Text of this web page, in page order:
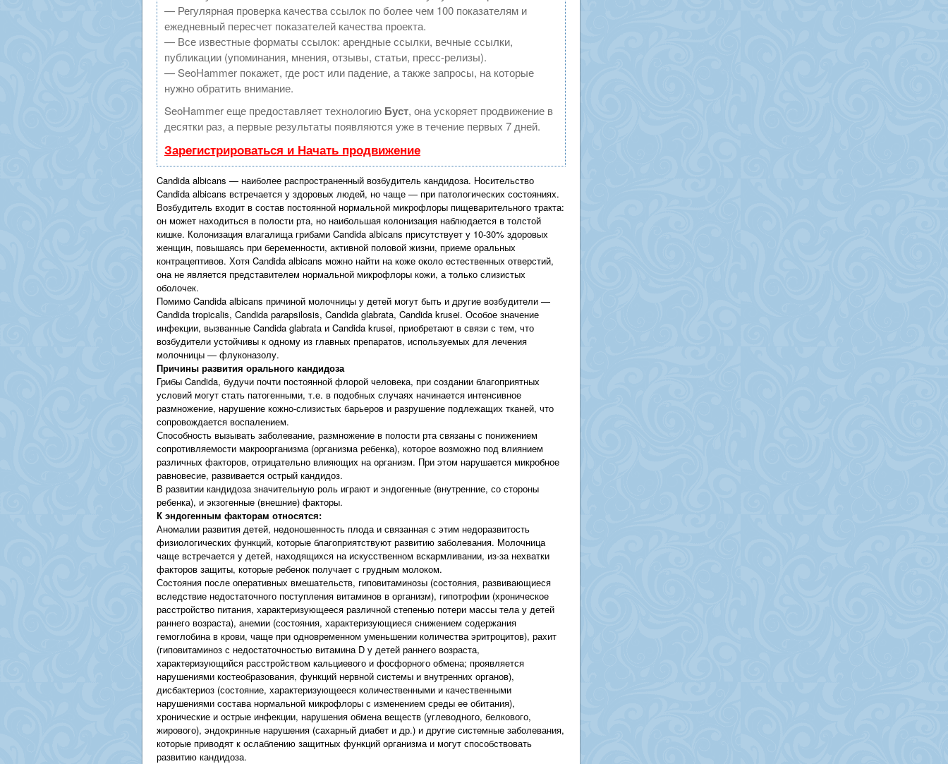
— Регулярная проверка качества ссылок по более чем 100 показателям и
ежедневный пересчет показателей качества проекта.
— Все известные форматы ссылок: арендные ссылки, вечные ссылки,
публикации (упоминания, мнения, отзывы, статьи, пресс-релизы).
— SeoHammer покажет, где рост или падение, а также запросы, на которые
нужно обратить внимание.
SeoHammer еще предоставляет технологию Буст, она ускоряет продвижение в
десятки раз, а первые результаты появляются уже в течение первых 7 дней.
Зарегистрироваться и Начать продвижение
Candida albicans — наиболее распространенный возбудитель кандидоза. Носительство
Candida albicans встречается у здоровых людей, но чаще — при патологических состояниях.
Возбудитель входит в состав постоянной нормальной микрофлоры пищеварительного тракта:
он может находиться в полости рта, но наибольшая колонизация наблюдается в толстой
кишке. Колонизация влагалища грибами Candida albicans присутствует у 10-30% здоровых
женщин, повышаясь при беременности, активной половой жизни, приеме оральных
контрацептивов. Хотя Candida albicans можно найти на коже около естественных отверстий,
она не является представителем нормальной микрофлоры кожи, а только слизистых
оболочек.
Помимо Candida albicans причиной молочницы у детей могут быть и другие возбудители —
Candida tropicalis, Candida parapsilosis, Candida glabrata, Candida krusei. Особое значение
инфекции, вызванные Candida glabrata и Candida krusei, приобретают в связи с тем, что
возбудители устойчивы к одному из главных препаратов, используемых для лечения
молочницы — флуконазолу.
Причины развития орального кандидоза
Грибы Candida, будучи почти постоянной флорой человека, при создании благоприятных
условий могут стать патогенными, т.е. в подобных случаях начинается интенсивное
размножение, нарушение кожно-слизистых барьеров и разрушение подлежащих тканей, что
сопровождается воспалением.
Способность вызывать заболевание, размножение в полости рта связаны с понижением
сопротивляемости макроорганизма (организма ребенка), которое возможно под влиянием
различных факторов, отрицательно влияющих на организм. При этом нарушается микробное
равновесие, развивается острый кандидоз.
В развитии кандидоза значительную роль играют и эндогенные (внутренние, со стороны
ребенка), и экзогенные (внешние) факторы.
К эндогенным факторам относятся:
Аномалии развития детей, недоношенность плода и связанная с этим недоразвитость
физиологических функций, которые благоприятствуют развитию заболевания. Молочница
чаще встречается у детей, находящихся на искусственном вскармливании, из-за нехватки
факторов защиты, которые ребенок получает с грудным молоком.
Состояния после оперативных вмешательств, гиповитаминозы (состояния, развивающиеся
вследствие недостаточного поступления витаминов в организм), гипотрофии (хроническое
расстройство питания, характеризующееся различной степенью потери массы тела у детей
раннего возраста), анемии (состояния, характеризующиеся снижением содержания
гемоглобина в крови, чаще при одновременном уменьшении количества эритроцитов), рахит
(гиповитаминоз с недостаточностью витамина D у детей раннего возраста,
характеризующийся расстройством кальциевого и фосфорного обмена; проявляется
нарушениями костеобразования, функций нервной системы и внутренних органов),
дисбактериоз (состояние, характеризующееся количественными и качественными
нарушениями состава нормальной микрофлоры с изменением среды ее обитания),
хронические и острые инфекции, нарушения обмена веществ (углеводного, белкового,
жирового), эндокринные нарушения (сахарный диабет и др.) и другие системные заболевания,
которые приводят к ослаблению защитных функций организма и могут способствовать
развитию кандидоза.